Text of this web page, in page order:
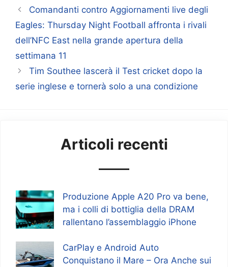
Comandanti contro Aggiornamenti live degli
Eagles: Thursday Night Football affronta i rivali
dell’NFC East nella grande apertura della
settimana 11
Tim Southee lascerà il Test cricket dopo la
serie inglese e tornerà solo a una condizione
Articoli recenti
Produzione Apple A20 Pro va bene,
ma i colli di bottiglia della DRAM
rallentano l’assemblaggio iPhone
CarPlay e Android Auto
Conquistano il Mare – Ora Anche sui